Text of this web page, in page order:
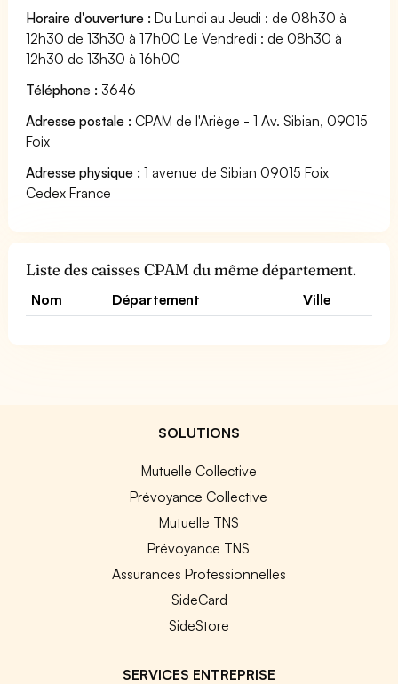
Horaire d'ouverture : Du Lundi au Jeudi : de 08h30 à
12h30 de 13h30 à 17h00 Le Vendredi : de 08h30 à
12h30 de 13h30 à 16h00
Téléphone : 3646
Adresse postale : CPAM de l'Ariège - 1 Av. Sibian, 09015
Foix
Adresse physique : 1 avenue de Sibian 09015 Foix
Cedex France
Liste des caisses CPAM du même département.
Nom Département Ville
SOLUTIONS
Mutuelle Collective
Prévoyance Collective
Mutuelle TNS
Prévoyance TNS
Assurances Professionnelles
SideCard
SideStore
SERVICES ENTREPRISE